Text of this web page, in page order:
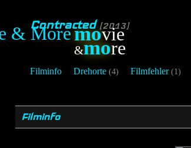
movie
&more
Contracted [2013]
Filminfo Drehorte (4) Filmfehler (1)
Filminfo